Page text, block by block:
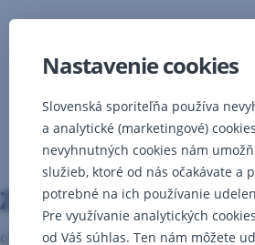
Zelená škola
Centrum environmentálnej a etickej
Nastavenie cookies
Slovenská sporiteľňa používa
a analytické (marketingové)
nevyhnutných cookies nám
služieb, ktoré od nás očakávate a
potrebné na ich používanie
Pre využívanie analytických
od Váš súhlas. Ten nám môžete